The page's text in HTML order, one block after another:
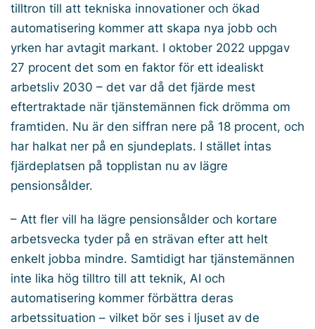
tilltron till att tekniska innovationer och ökad
automatisering kommer att skapa nya jobb och
yrken har avtagit markant. I oktober 2022 uppgav
27 procent det som en faktor för ett idealiskt
arbetsliv 2030 – det var då det fjärde mest
eftertraktade när tjänstemännen fick drömma om
framtiden. Nu är den siffran nere på 18 procent, och
har halkat ner på en sjundeplats. I stället intas
fjärdeplatsen på topplistan nu av lägre
pensionsålder.
– Att fler vill ha lägre pensionsålder och kortare
arbetsvecka tyder på en strävan efter att helt
enkelt jobba mindre. Samtidigt har tjänstemännen
inte lika hög tilltro till att teknik, AI och
automatisering kommer förbättra deras
arbetssituation – vilket bör ses i ljuset av de